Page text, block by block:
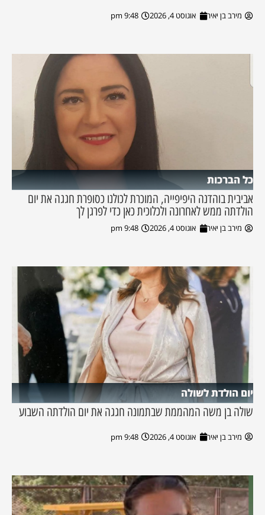
מירב בן יאיר אוגוסט 4, 2026 9:48 pm
כל הברכות
אביבית בוהדנה היפיפייה, המוכרת לכולנו כסופרת חגגה את יום
הולדתה ממש לאחרונה ולכלוכית כאן כדי לפרגן לך
מירב בן יאיר אוגוסט 4, 2026 9:48 pm
יום הולדת לשולה
שולה בן משה המהממת שבתמונה חגגה את יום הולדתה השבוע
מירב בן יאיר אוגוסט 4, 2026 9:48 pm